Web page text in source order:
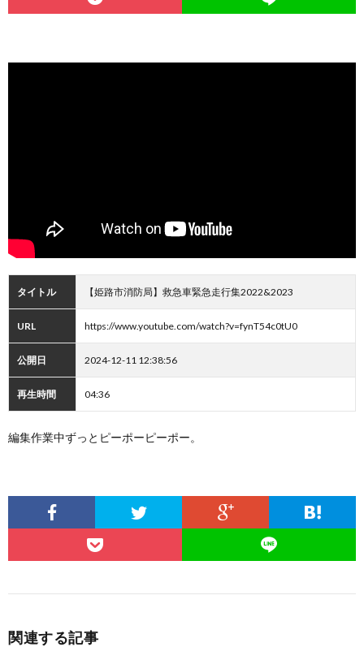
タイトル 【姫路市消防局】救急車緊急走行集2022&2023
URL https://www.youtube.com/watch?v=fynT54c0tU0
公開日 2024-12-11 12:38:56
再生時間 04:36
編集作業中ずっとピーポーピーポー。
関連する記事